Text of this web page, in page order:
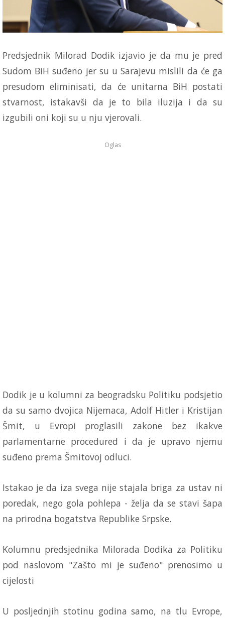
Predsjednik Milorad Dodik izjavio je da mu je pred
Sudom BiH suđeno jer su u Sarajevu mislili da će ga
presudom eliminisati, da će unitarna BiH postati
stvarnost, istakavši da je to bila iluzija i da su
izgubili oni koji su u nju vjerovali.
Oglas
Dodik je u kolumni za beogradsku Politiku podsjetio
da su samo dvojica Nijemaca, Adolf Hitler i Kristijan
Šmit, u Evropi proglasili zakone bez ikakve
parlamentarne procedured i da je upravo njemu
suđeno prema Šmitovoj odluci.
Istakao je da iza svega nije stajala briga za ustav ni
poredak, nego gola pohlepa - želja da se stavi šapa
na prirodna bogatstva Republike Srpske.
Kolumnu predsjednika Milorada Dodika za Politiku
pod naslovom "Zašto mi je suđeno" prenosimo u
cijelosti
U posljednjih stotinu godina samo, na tlu Evrope,